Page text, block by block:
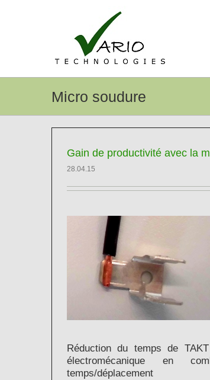
Micro soudure
Gain de productivité avec la
28.04.15
Réduction du temps de
électromécanique en
temps/déplacement